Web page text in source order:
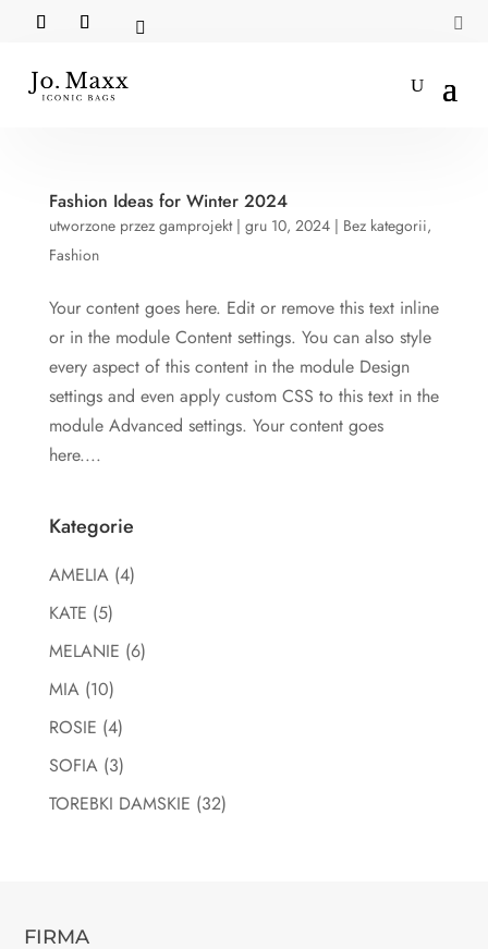
 
Fashion Ideas for Winter 2024
utworzone przez gamprojekt| gru 10, 2024| Bez kategorii,
Fashion
Your content goes here. Edit or remove this text inline
or in the module Content settings. You can also style
every aspect of this content in the module Design
settings and even apply custom CSS to this text in the
module Advanced settings. Your content goes
here....
Kategorie
AMELIA (4)
KATE (5)
MELANIE (6)
MIA (10)
ROSIE (4)
SOFIA (3)
TOREBKI DAMSKIE (32)
FIRMA